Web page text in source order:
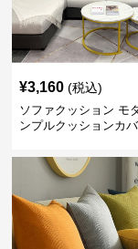
¥3,160 (税込)
ソファクッション モ
ンプルクッションカ